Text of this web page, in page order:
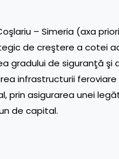
– Simeria (axa
de creştere a cotei
gradului de siguranţă şi
infrastructurii
prin asigurarea unei
de capital.